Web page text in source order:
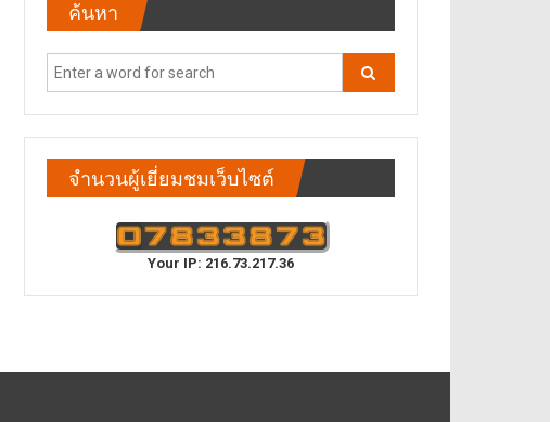
ค้นหา
จำนวนผู้เยี่ยมชมเว็บไซต์
Your IP: 216.73.217.36